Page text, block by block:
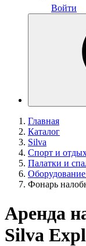
Войти
Главная
Каталог
Silva
Спорт и
Палатки и
Фонарь
Аренда
Silva